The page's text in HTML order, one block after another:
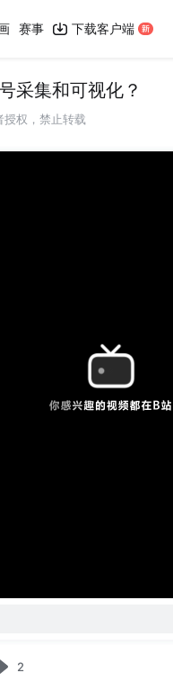
赛事 下载客户端
采集和可视化？
授权，禁止转载
2